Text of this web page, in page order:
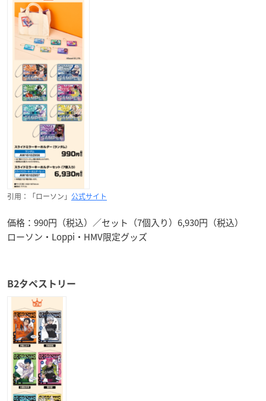
引用：「ローソン」 公式サイト
価格：990円（税込）／セット（7個入り）6,930円（税込）
ローソン・Loppi・HMV限定グッズ
B2タペストリー